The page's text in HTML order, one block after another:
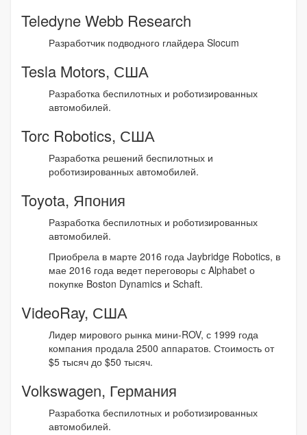
Teledyne Webb Research
Разработчик подводного глайдера Slocum
Tesla Motors, США
Разработка беспилотных и роботизированных
автомобилей.
Torc Robotics, США
Разработка решений беспилотных и
роботизированных автомобилей.
Toyota, Япония
Разработка беспилотных и роботизированных
автомобилей.
Приобрела в марте 2016 года Jaybridge Robotics, в
мае 2016 года ведет переговоры с Alphabet о
покупке Boston Dynamics и Schaft.
VideoRay, США
Лидер мирового рынка мини-ROV, с 1999 года
компания продала 2500 аппаратов. Стоимость от
$5 тысяч до $50 тысяч.
Volkswagen, Германия
Разработка беспилотных и роботизированных
автомобилей.